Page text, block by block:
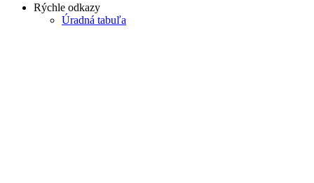
Rýchle odkazy
Úradná tabuľa